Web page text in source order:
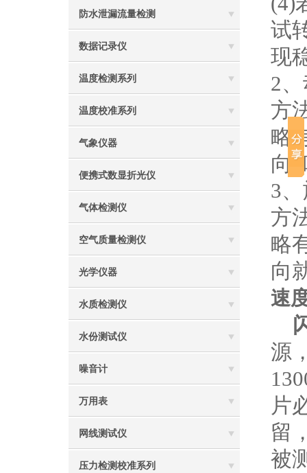
防水泄漏流量检测
数据记录仪
温度检测系列
温度校准系列
气象仪器
便携式数显折光仪
气体检测仪
空气质量检测仪
光学仪器
水质检测仪
水份测试仪
噪音计
万用表
网线测试仪
压力检测校准系列
试
现
2
方
略
向
3
方
略
向
速
源
片
留
被